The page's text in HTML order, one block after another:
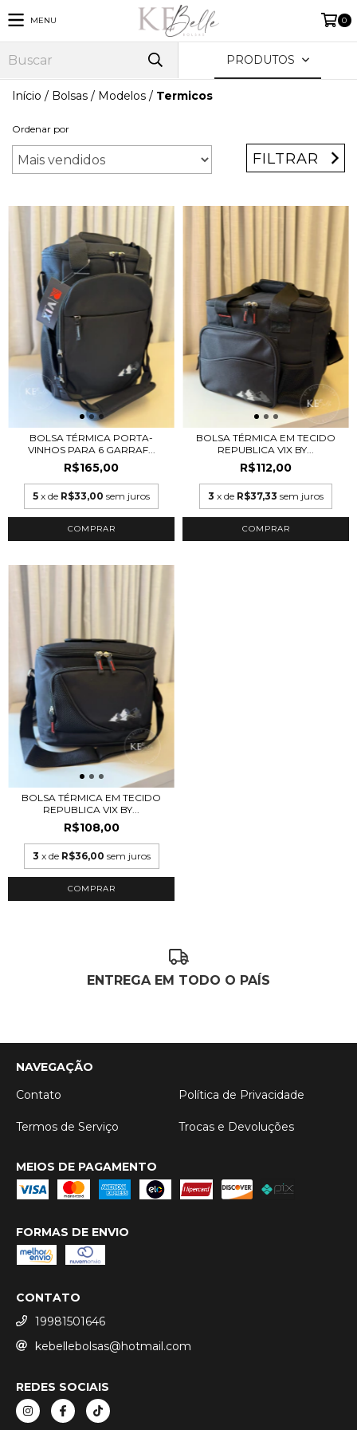
MENU 0
PRODUTOS
Início / Bolsas / Modelos / Termicos
Ordenar por
FILTRAR
BOLSA TÉRMICA PORTA-
VINHOS PARA 6 GARRAF...
R$165,00
5 x de R$33,00 sem juros
BOLSA TÉRMICA EM TECIDO
REPUBLICA VIX BY...
R$112,00
3 x de R$37,33 sem juros
BOLSA TÉRMICA EM TECIDO
REPUBLICA VIX BY...
R$108,00
3 x de R$36,00 sem juros
ENTREGA EM TODO O PAÍS
NAVEGAÇÃO
Contato
Política de Privacidade
Termos de Serviço Trocas e Devoluções
MEIOS DE PAGAMENTO
FORMAS DE ENVIO
CONTATO
19981501646
kebellebolsas@hotmail.com
REDES SOCIAIS